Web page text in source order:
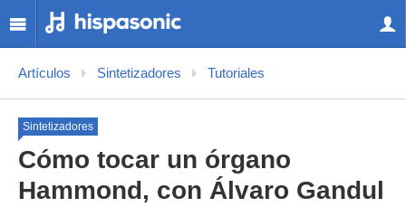
Artículos Sintetizadores Tutoriales
Sintetizadores
Cómo tocar un órgano
Hammond, con Álvaro Gandul